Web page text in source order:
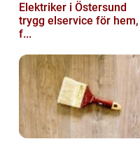
Elektriker i Östersund
trygg elservice för hem,
f...